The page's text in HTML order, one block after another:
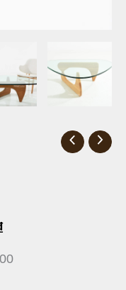
7.633.000 ₫.